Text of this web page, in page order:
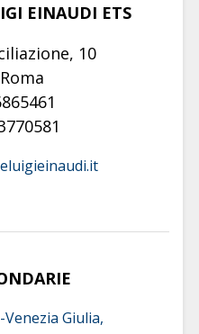
EINAUDI ETS
10
Giulia,